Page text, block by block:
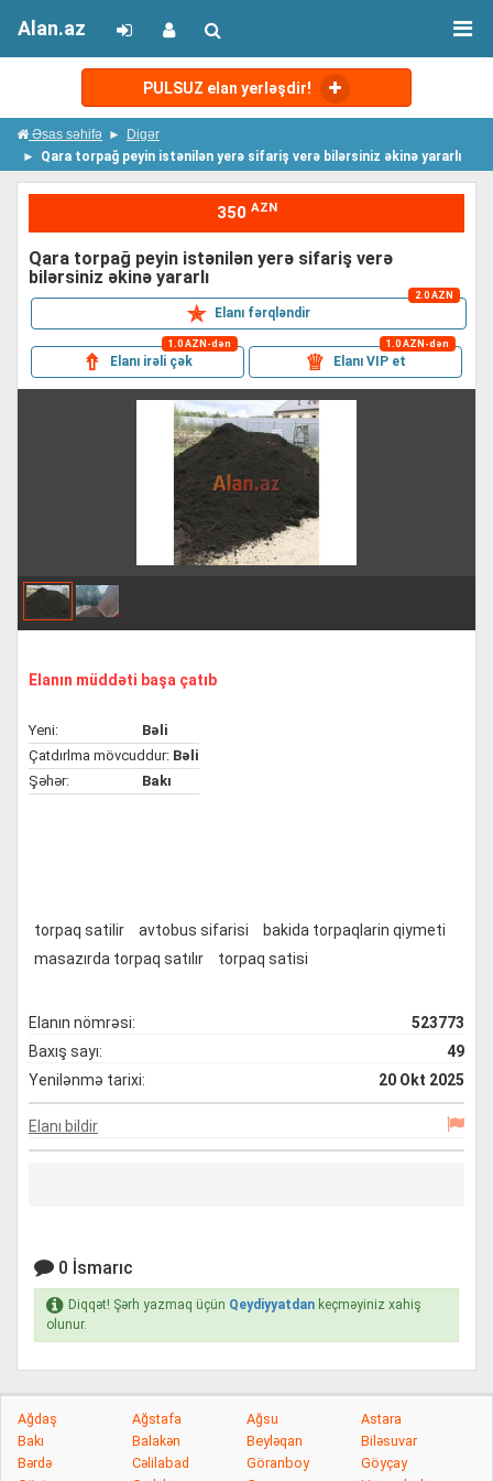
PULSUZ elan yerləşdir!
Alan.az
Əsas səhifə
Digər
Qara torpağ peyin istənilən yerə sifariş verə bilərsiniz əkinə yararlı
350 AZN
qara torpağ peyin istənilən yerə sifariş verə
bilərsiniz əkinə yararlı
✯ Elanı fərqləndir
2.0 AZN
⇮ Elanı irəli çək
1.0 AZN-dən
♕ Elanı VIP et
1.0 AZN-dən
Elanın müddəti başa çatıb
Yeni:
Bəli
Çatdırlma mövcuddur: Bəli
Şəhər:
Bakı
torpaq satilir avtobus sifarisi
bakida torpaqlarin qiymeti
masazırda torpaq satılır
torpaq satisi
Elanın nömrəsi:
523773
Baxış sayı:
49
Yenilənmə tarixi:
20 Okt 2025
Elanı bildir
0 İsmarıc
Diqqət! Şərh yazmaq üçün Qeydiyyatdan keçməyiniz xahiş
olunur.
Ağdaş Ağstafa Ağsu
Astara
Bakı
Balakən Beyləqan
Biləsuvar
Bərdə
Cəlilabad Göranboy
Göyçay